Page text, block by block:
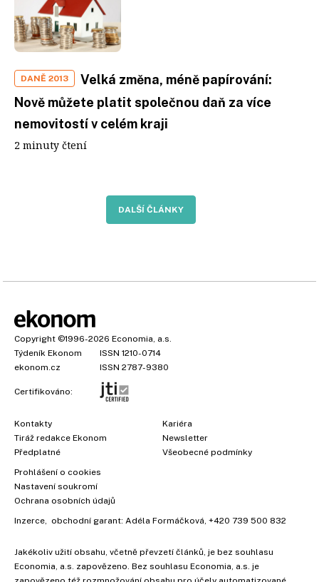
DANĚ 2013
Velká změna, méně papírování:
Nově můžete platit společnou daň za více
nemovitostí v celém kraji
2 minuty čtení
DALŠÍ ČLÁNKY
Copyright ©1996-2026 Economia, a.s.
Týdeník Ekonom
ISSN 1210-0714
ekonom.cz
ISSN 2787-9380
Certifikováno:
Kontakty
Tiráž redakce Ekonom
Předplatné
Kariéra
Newsletter
Všeobecné podmínky
Prohlášení o cookies
Nastavení soukromí
Ochrana osobních údajů
Inzerce, obchodní garant: Adéla Formáčková, +420 739 500 832
Jakékoliv užití obsahu, včetně převzetí článků, je bez souhlasu
Economia, a.s. zapovězeno. Bez souhlasu Economia, a.s. je